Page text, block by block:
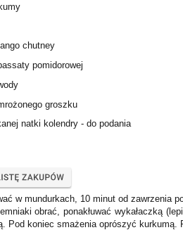
chutney
pomidorowej
groszku
natki kolendry - do podania
w mundurkach, 10 minut od zawrzenia
obrać, ponakłuwać wykałaczką
Pod koniec smażenia oprószyć